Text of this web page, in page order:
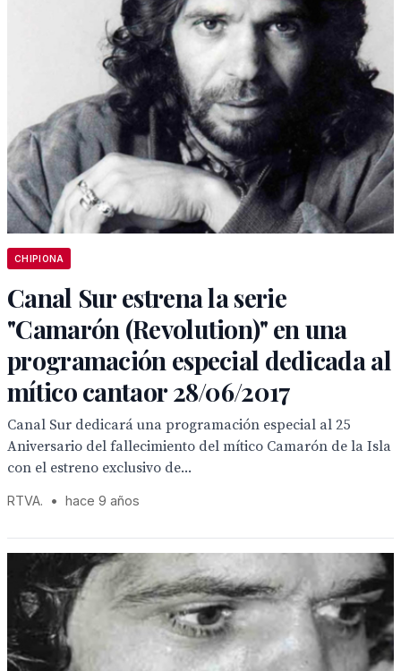
CHIPIONA
Canal Sur estrena la serie
"Camarón (Revolution)" en una
programación especial dedicada al
mítico cantaor 28/06/2017
Canal Sur dedicará una programación especial al 25
Aniversario del fallecimiento del mítico Camarón de la Isla
con el estreno exclusivo de...
RTVA. • hace 9 años